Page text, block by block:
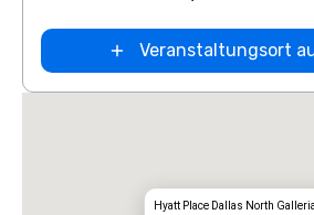
Veranstaltungsort
Hyatt Place Dallas North Galleria